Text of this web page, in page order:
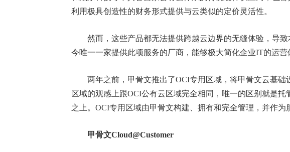
利用极具创造性的财务形式提供与云类似的定价灵活性。
然而，这些产品都无法提供跨越云边界的无缝体验，导致
今唯一一家提供此项服务的厂商，能够极大简化企业IT的运营
两年之前，甲骨文推出了OCI专用区域，将甲骨文云基础
区域的观感上跟OCI公有云区域完全相同，唯一的区别就是
之上。OCI专用区域由甲骨文构建、拥有和完全管理，并作为
甲骨文Cloud@Customer